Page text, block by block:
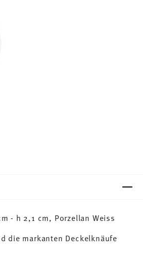
- h 2,1 cm, Porzellan Weiss
die markanten Deckelknäufe